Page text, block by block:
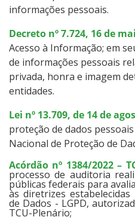
informações pessoais.
Decreto nº 7.724, 16 de
Acesso à Informação; em
de informações pessoais
privada, honra e imagem
entidades.
Lei nº 13.709, de 14 de
proteção de dados
Nacional de Proteção de
Acórdão nº 1384/2022 –
processo de auditoria
públicas federais para
às diretrizes
de Dados - LGPD,
TCU-Plenário;